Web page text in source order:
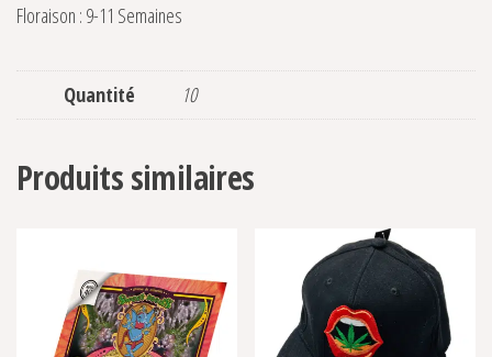
Floraison : 9-11 Semaines
Quantité 10
Produits similaires